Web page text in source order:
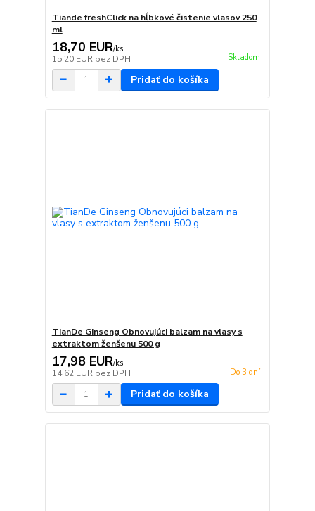
Tiande freshClick na hĺbkové čistenie vlasov 250
ml
18,70 EUR/ks
15,20 EUR bez DPH Skladom
Pridať do košíka
TianDe Ginseng Obnovujúci balzam na vlasy s
extraktom ženšenu 500 g
17,98 EUR/ks
14,62 EUR bez DPH Do 3 dní
Pridať do košíka